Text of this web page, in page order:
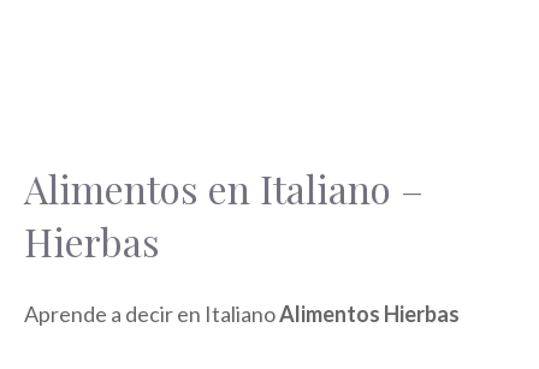
Alimentos en Italiano –
Hierbas
Aprende a decir en ItalianoAlimentos Hierbas